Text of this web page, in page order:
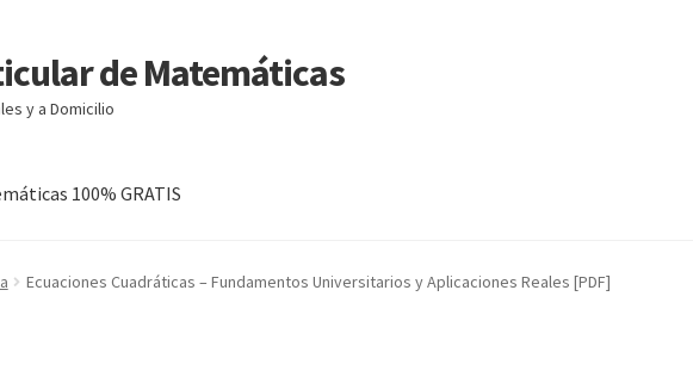
de Matemáticas
y a Domicilio
100% GRATIS
Ecuaciones Cuadráticas – Fundamentos Universitarios y Aplicaciones Reales [PDF]